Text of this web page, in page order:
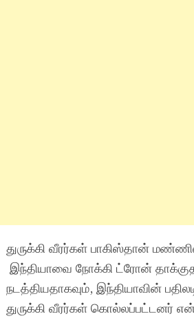
துருக்கி வீரர்கள் பாகிஸ்தான்
இந்தியாவை நோக்கி ட்ரோன்
நடத்தியதாகவும், இந்தியாவின்
துருக்கி வீரர்கள் கொல்லப்பட்டனர்